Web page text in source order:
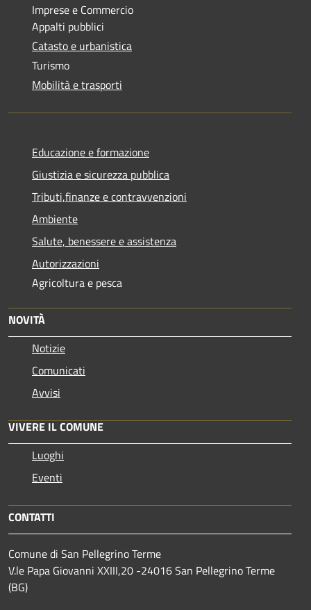
Imprese e Commercio
Appalti pubblici
Catasto e urbanistica
Turismo
Mobilità e trasporti
Educazione e formazione
Giustizia e sicurezza pubblica
Tributi,finanze e contravvenzioni
Ambiente
Salute, benessere e assistenza
Autorizzazioni
Agricoltura e pesca
NOVITÀ
Notizie
Comunicati
Avvisi
VIVERE IL COMUNE
Luoghi
Eventi
CONTATTI
Comune di San Pellegrino Terme
V.le Papa Giovanni XXIII,20 -24016 San Pellegrino Terme
(BG)